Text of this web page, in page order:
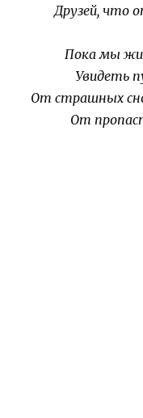
Друзей, что
Пока мы
Увидеть
От страшных
От